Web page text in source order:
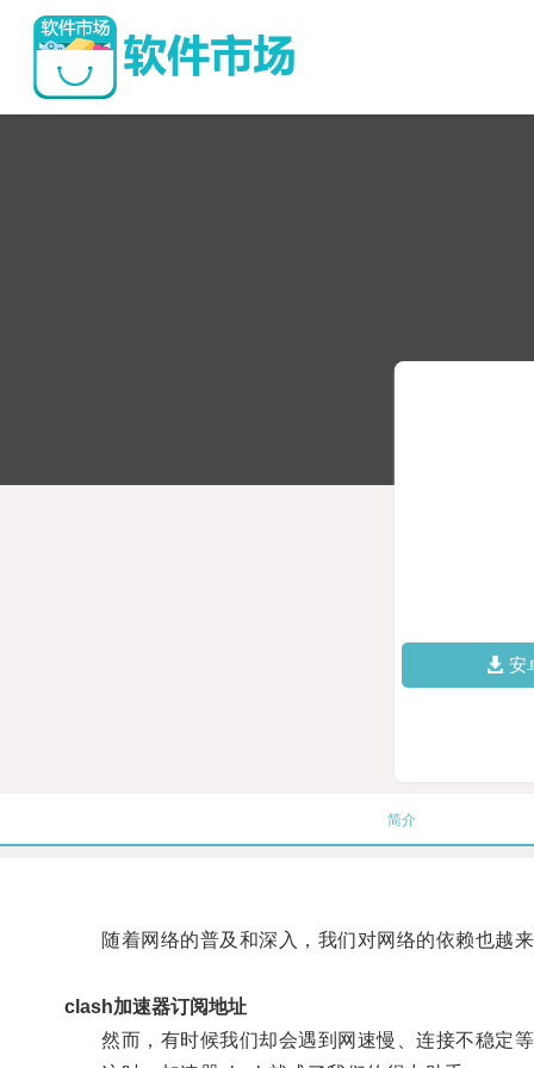
安
简介
随着网络的普及和深入，我们对网络的依赖也越
clash加速器订阅地址
然而，有时候我们却会遇到网速慢、连接不稳定等